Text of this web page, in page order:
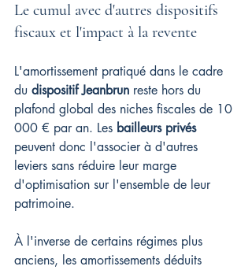
Le cumul avec d'autres dispositifs
fiscaux et l'impact à la revente
L'amortissement pratiqué dans le cadre
du dispositif Jeanbrun reste hors du
plafond global des niches fiscales de 10
000 € par an. Les bailleurs privés
peuvent donc l'associer à d'autres
leviers sans réduire leur marge
d'optimisation sur l'ensemble de leur
patrimoine.
À l'inverse de certains régimes plus
anciens, les amortissements déduits